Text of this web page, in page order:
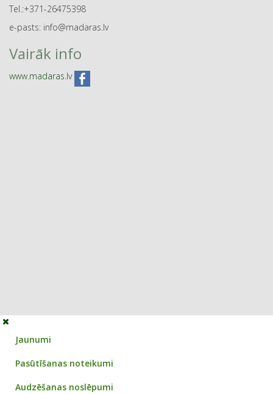
Tel.:+371-26475398
e-pasts: info@madaras.lv
Vairāk info
www.madaras.lv
Jaunumi
Pasūtīšanas noteikumi
Audzēšanas noslēpumi